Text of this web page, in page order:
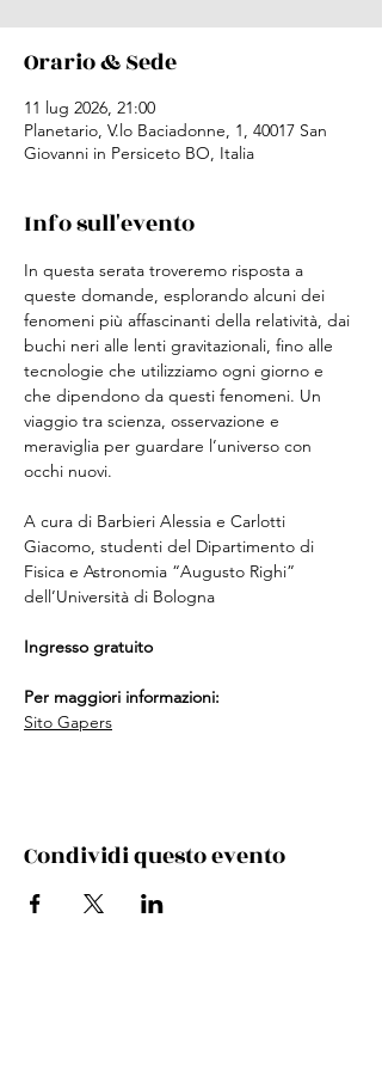
Orario & Sede
11 lug 2026, 21:00
Planetario, V.lo Baciadonne, 1, 40017 San
Giovanni in Persiceto BO, Italia
Info sull'evento
In questa serata troveremo risposta a
queste domande, esplorando alcuni dei
fenomeni più affascinanti della relatività, dai
buchi neri alle lenti gravitazionali, fino alle
tecnologie che utilizziamo ogni giorno e
che dipendono da questi fenomeni. Un
viaggio tra scienza, osservazione e
meraviglia per guardare l’universo con
occhi nuovi.
A cura di Barbieri Alessia e Carlotti
Giacomo, studenti del Dipartimento di
Fisica e Astronomia “Augusto Righi”
dell’Università di Bologna
Ingresso gratuito
Per maggiori informazioni:
Sito Gapers
Condividi questo evento